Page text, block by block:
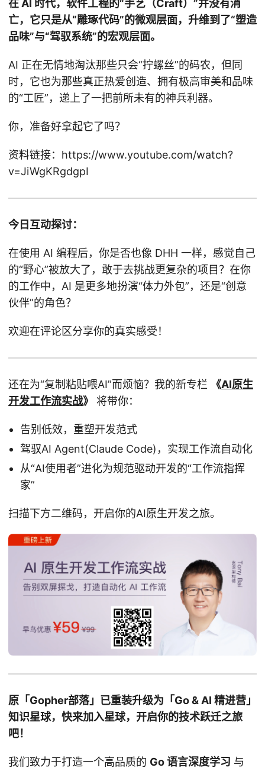
在 AI 时代，软件工程的“手艺（Craft）”并没有消
亡，它只是从“雕琢代码”的微观层面，升维到了“塑造
品味”与“驾驭系统”的宏观层面。
AI 正在无情地淘汰那些只会“拧螺丝”的码农，但同
时，它也为那些真正热爱创造、拥有极高审美和品味
的“工匠”，递上了一把前所未有的神兵利器。
你，准备好拿起它了吗？
资料链接：https://www.youtube.com/watch?
v=JiWgKRgdgpI
今日互动探讨：
在使用 AI 编程后，你是否也像 DHH 一样，感觉自己
的“野心”被放大了，敢于去挑战更复杂的项目？在你
的工作中，AI 是更多地扮演“体力外包”，还是“创意
伙伴”的角色？
欢迎在评论区分享你的真实感受！
还在为“复制粘贴喂AI”而烦恼？我的新专栏 《AI原生
开发工作流实战》 将带你：
告别低效，重塑开发范式
驾驭AI Agent(Claude Code)，实现工作流自动化
从“AI使用者”进化为规范驱动开发的“工作流指挥
家”
扫描下方二维码，开启你的AI原生开发之旅。
原「Gopher部落」已重装升级为「Go & AI 精进营」
知识星球，快来加入星球，开启你的技术跃迁之旅
吧！
我们致力于打造一个高品质的 Go 语言深度学习 与